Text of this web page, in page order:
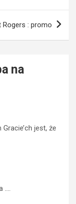
Rogers : promo
na
jest, że
….